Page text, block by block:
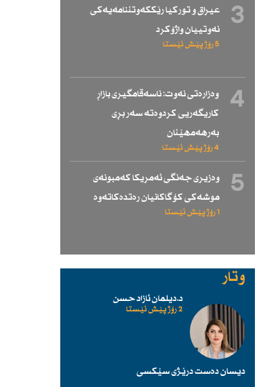
3
عیراق و توركیا رێككەوتننامەیەكی
نەوتییان واژۆكرد
5 رۆژ پێش ئێستا
4
وەزارەتی نەوت: ناسەقامگیری بازاڕ
كاریگەریی كردوەتە سەر بڕی
بەرهەمهێنان
4 رۆژ پێش ئێستا
5
وەزیری جەنگی ئەمریكا كەمبونەی
موشەكی كۆگاكانیان رەتدەكاتەوە
1 رۆژ پێش ئێستا
وتار
د.دیلمان ئازاد حسن
2 رۆژ پێش ئێستا
دیسان دەست درێژی سێكسی